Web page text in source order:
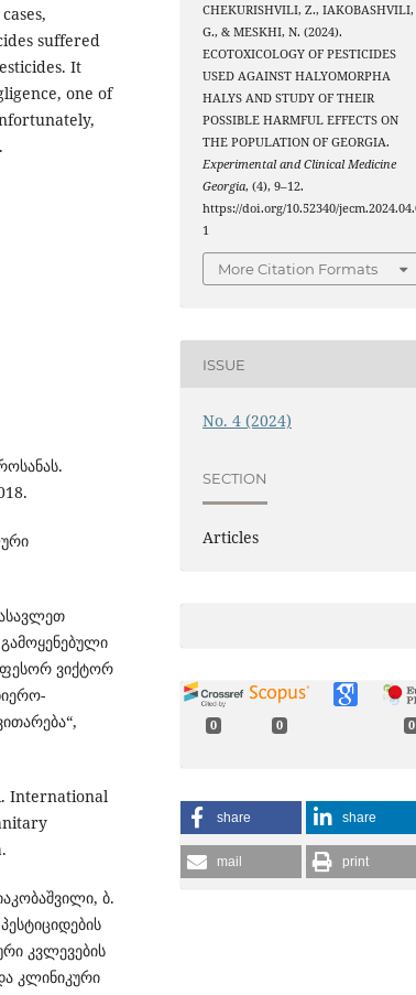
suffered
It
one of
ვიქტორ
International
ბ.
კვლევების
კლინიკური
CHEKURISHVILI, Z., IAKOBASHVILI,
G., & MESKHI, N. (2024).
ECOTOXICOLOGY OF PESTICIDES
USED AGAINST HALYOMORPHA
HALYS AND STUDY OF THEIR
POSSIBLE HARMFUL EFFECTS ON
THE POPULATION OF GEORGIA.
Experimental and Clinical Medicine
Georgia, (4), 9–12.
https://doi.org/10.52340/
1
More Citation Formats
ISSUE
No. 4 (2024)
SECTION
Articles
0 0 0
share share
mail print